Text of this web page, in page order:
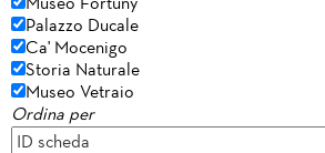
Museo Fortuny
Palazzo Ducale
Ca' Mocenigo
Storia Naturale
Museo Vetraio
Ordina per